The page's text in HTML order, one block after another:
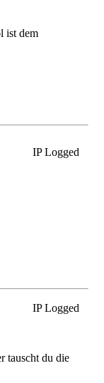
ist dem
IP Logged
IP Logged
tauscht du die